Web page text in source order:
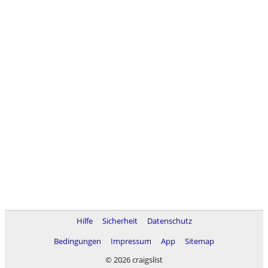
Hilfe Sicherheit
Datenschutz
Bedingungen
Impressum App
Sitemap
© 2026 craigslist